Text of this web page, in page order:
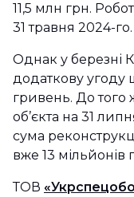
11,5 млн грн.
31 травня 2024-го.
Однак у березні
додаткову угоду
гривень. До того
об’єкта на 31
сума
вже 13 мільйонів
ТОВ